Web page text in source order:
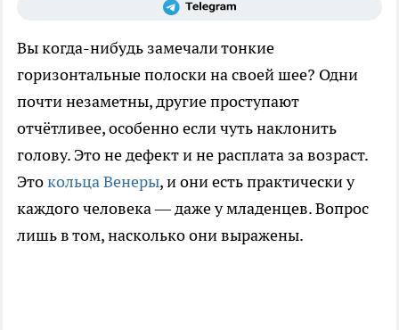
Вы когда-нибудь замечали тонкие
горизонтальные полоски на своей шее? Одни
почти незаметны, другие проступают
отчётливее, особенно если чуть наклонить
голову. Это не дефект и не расплата за возраст.
Этокольца Венеры, и они есть практически у
каждого человека — даже у младенцев. Вопрос
лишь в том, насколько они выражены.